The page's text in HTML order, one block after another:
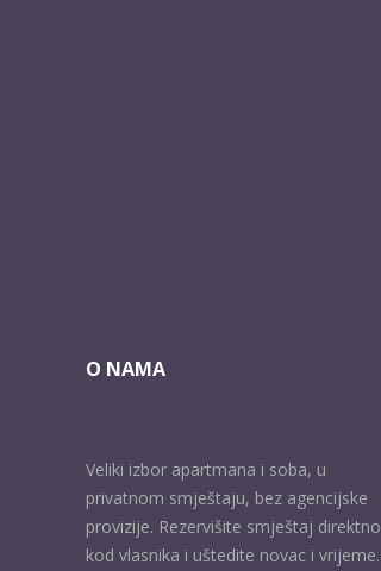
O NAMA
Veliki izbor apartmana i soba, u
privatnom smještaju, bez agencijske
provizije. Rezervišite smještaj direktno
kod vlasnika i uštedite novac i vrijeme.